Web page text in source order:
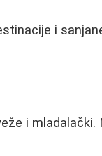
i
i mladalački.